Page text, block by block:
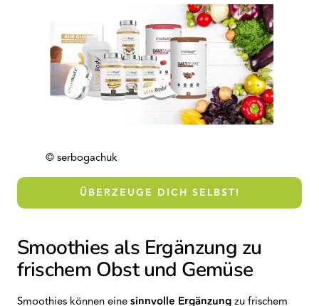
© serbogachuk
ÜBERZEUGE DICH SELBST!
Smoothies als Ergänzung zu
frischem Obst und Gemüse
Smoothies können einesinnvolle Ergänzungzu frischem